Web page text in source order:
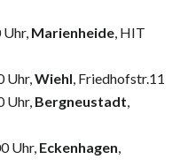
Uhr, Marienheide, HIT
Uhr,Wiehl, Friedhofstr.11
Uhr, Bergneustadt,
Uhr, Eckenhagen,